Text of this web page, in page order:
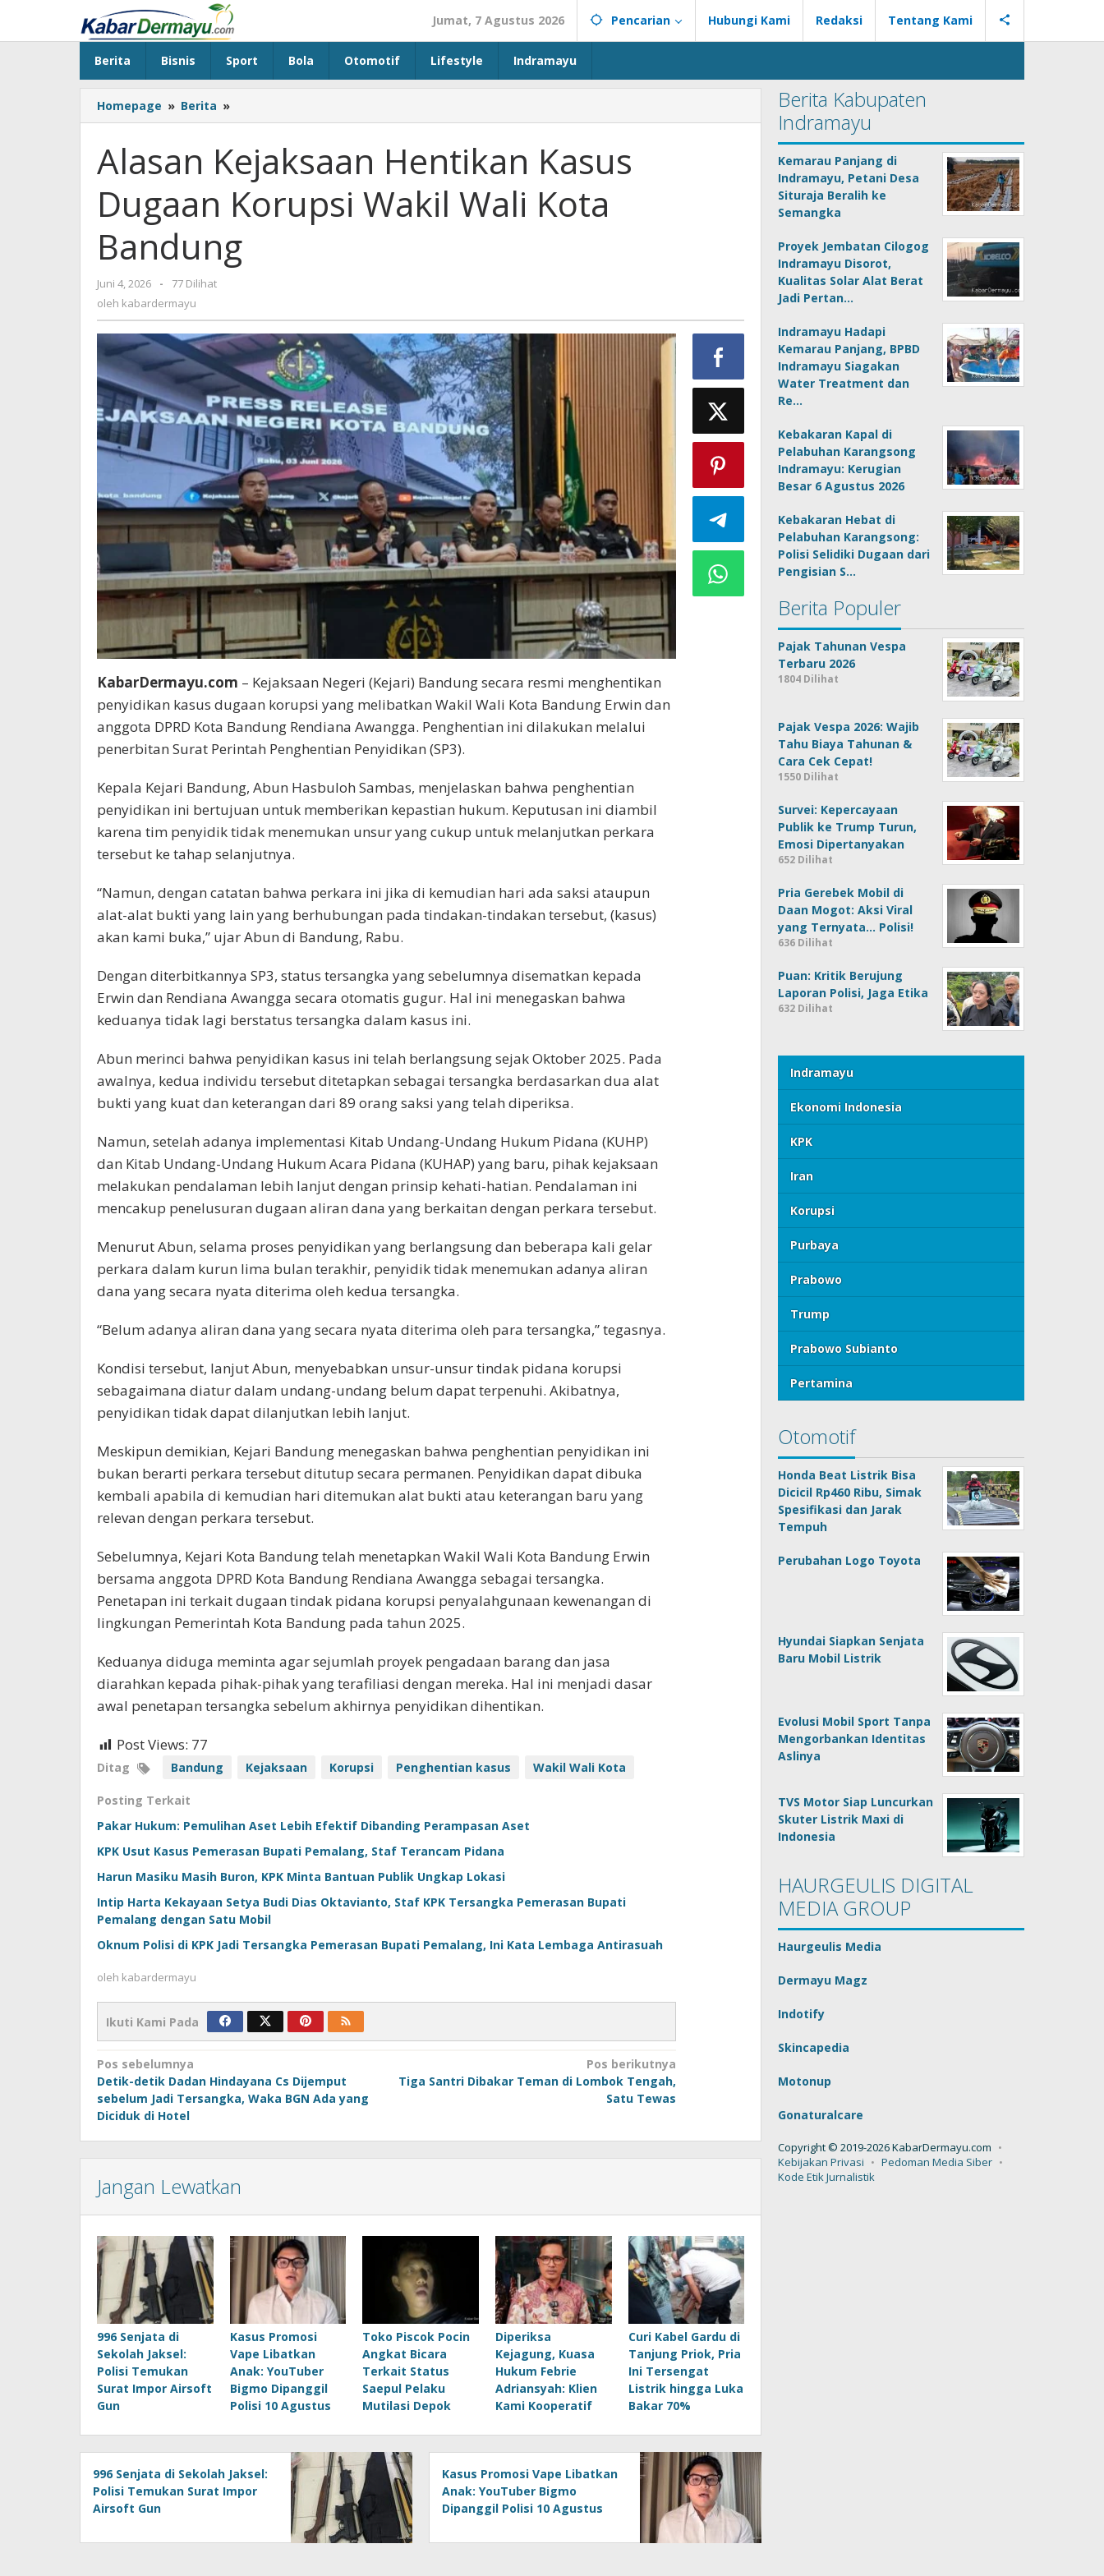
konten
Jumat, 7 Agustus 2026 Pencarian Hubungi Kami Redaksi Tentang Kami
Berita Bisnis Sport Bola Otomotif Lifestyle Indramayu
Homepage » Berita »
Kejaksaan
Kasus
Dugaan
Korupsi
Wakil
Kota
Bandung
Alasan Kejaksaan Hentikan Kasus
Dugaan Korupsi Wakil Wali Kota
Bandung
Juni 4, 2026
oleh
kabardermayu
-
77 Dilihat
oleh kabardermayu
KabarDermayu.com – Kejaksaan Negeri (Kejari) Bandung secara resmi menghentikan
penyidikan kasus dugaan korupsi yang melibatkan Wakil Wali Kota Bandung Erwin dan
anggota DPRD Kota Bandung Rendiana Awangga. Penghentian ini dilakukan melalui
penerbitan Surat Perintah Penghentian Penyidikan (SP3).
Kepala Kejari Bandung, Abun Hasbuloh Sambas, menjelaskan bahwa penghentian
penyidikan ini bertujuan untuk memberikan kepastian hukum. Keputusan ini diambil
karena tim penyidik tidak menemukan unsur yang cukup untuk melanjutkan perkara
tersebut ke tahap selanjutnya.
“Namun, dengan catatan bahwa perkara ini jika di kemudian hari ada saksi ataupun
alat-alat bukti yang lain yang berhubungan pada tindakan-tindakan tersebut, (kasus)
akan kami buka,” ujar Abun di Bandung, Rabu.
Dengan diterbitkannya SP3, status tersangka yang sebelumnya disematkan kepada
Erwin dan Rendiana Awangga secara otomatis gugur. Hal ini menegaskan bahwa
keduanya tidak lagi berstatus tersangka dalam kasus ini.
Abun merinci bahwa penyidikan kasus ini telah berlangsung sejak Oktober 2025. Pada
awalnya, kedua individu tersebut ditetapkan sebagai tersangka berdasarkan dua alat
bukti yang kuat dan keterangan dari 89 orang saksi yang telah diperiksa.
Namun, setelah adanya implementasi Kitab Undang-Undang Hukum Pidana (KUHP)
dan Kitab Undang-Undang Hukum Acara Pidana (KUHAP) yang baru, pihak kejaksaan
melakukan pendalaman lebih lanjut dengan prinsip kehati-hatian. Pendalaman ini
mencakup penelusuran dugaan aliran dana yang berkaitan dengan perkara tersebut.
Menurut Abun, selama proses penyidikan yang berlangsung dan beberapa kali gelar
perkara dalam kurun lima bulan terakhir, penyidik tidak menemukan adanya aliran
dana yang secara nyata diterima oleh kedua tersangka.
“Belum adanya aliran dana yang secara nyata diterima oleh para tersangka,” tegasnya.
Kondisi tersebut, lanjut Abun, menyebabkan unsur-unsur tindak pidana korupsi
sebagaimana diatur dalam undang-undang belum dapat terpenuhi. Akibatnya,
penyidikan tidak dapat dilanjutkan lebih lanjut.
Meskipun demikian, Kejari Bandung menegaskan bahwa penghentian penyidikan ini
bukan berarti perkara tersebut ditutup secara permanen. Penyidikan dapat dibuka
kembali apabila di kemudian hari ditemukan alat bukti atau keterangan baru yang
relevan dengan perkara tersebut.
Sebelumnya, Kejari Kota Bandung telah menetapkan Wakil Wali Kota Bandung Erwin
bersama anggota DPRD Kota Bandung Rendiana Awangga sebagai tersangka.
Penetapan ini terkait dugaan tindak pidana korupsi penyalahgunaan kewenangan di
lingkungan Pemerintah Kota Bandung pada tahun 2025.
Keduanya diduga meminta agar sejumlah proyek pengadaan barang dan jasa
diarahkan kepada pihak-pihak yang terafiliasi dengan mereka. Hal ini menjadi dasar
awal penetapan tersangka sebelum akhirnya penyidikan dihentikan.
Post Views: 77
Ditag Bandung Kejaksaan Korupsi Penghentian kasus Wakil Wali Kota
Posting Terkait
Pakar Hukum: Pemulihan Aset Lebih Efektif Dibanding Perampasan Aset
KPK Usut Kasus Pemerasan Bupati Pemalang, Staf Terancam Pidana
Harun Masiku Masih Buron, KPK Minta Bantuan Publik Ungkap Lokasi
Intip Harta Kekayaan Setya Budi Dias Oktavianto, Staf KPK Tersangka Pemerasan Bupati
Pemalang dengan Satu Mobil
Oknum Polisi di KPK Jadi Tersangka Pemerasan Bupati Pemalang, Ini Kata Lembaga Antirasuah
oleh kabardermayu
Ikuti Kami Pada
Navigasi
pos
Pos sebelumnya
Detik-detik Dadan Hindayana Cs Dijemput
sebelum Jadi Tersangka, Waka BGN Ada yang
Diciduk di Hotel
Pos berikutnya
Tiga Santri Dibakar Teman di Lombok Tengah,
Satu Tewas
Jangan Lewatkan
996 Senjata di
Sekolah Jaksel:
Polisi Temukan
Surat Impor Airsoft
Gun
Kasus Promosi
Vape Libatkan
Anak: YouTuber
Bigmo Dipanggil
Polisi 10 Agustus
Toko Piscok Pocin
Angkat Bicara
Terkait Status
Saepul Pelaku
Mutilasi Depok
Diperiksa
Kejagung, Kuasa
Hukum Febrie
Adriansyah: Klien
Kami Kooperatif
Curi Kabel Gardu di
Tanjung Priok, Pria
Ini Tersengat
Listrik hingga Luka
Bakar 70%
996 Senjata di Sekolah Jaksel:
Polisi Temukan Surat Impor
Airsoft Gun
Kasus Promosi Vape Libatkan
Anak: YouTuber Bigmo
Dipanggil Polisi 10 Agustus
Berita Kabupaten
Indramayu
Kemarau Panjang di
Indramayu, Petani Desa
Situraja Beralih ke
Semangka
Proyek Jembatan Cilogog
Indramayu Disorot,
Kualitas Solar Alat Berat
Jadi Pertan…
Indramayu Hadapi
Kemarau Panjang, BPBD
Indramayu Siagakan
Water Treatment dan
Re…
Kebakaran Kapal di
Pelabuhan Karangsong
Indramayu: Kerugian
Besar 6 Agustus 2026
Kebakaran Hebat di
Pelabuhan Karangsong:
Polisi Selidiki Dugaan dari
Pengisian S…
Berita Populer
Pajak Tahunan Vespa
Terbaru 2026
1804 Dilihat
Pajak Vespa 2026: Wajib
Tahu Biaya Tahunan &
Cara Cek Cepat!
1550 Dilihat
Survei: Kepercayaan
Publik ke Trump Turun,
Emosi Dipertanyakan
652 Dilihat
Pria Gerebek Mobil di
Daan Mogot: Aksi Viral
yang Ternyata… Polisi!
636 Dilihat
Puan: Kritik Berujung
Laporan Polisi, Jaga Etika
632 Dilihat
Indramayu
Ekonomi Indonesia
KPK
Iran
Korupsi
Purbaya
Prabowo
Trump
Prabowo Subianto
Pertamina
Otomotif
Honda Beat Listrik Bisa
Dicicil Rp460 Ribu, Simak
Spesifikasi dan Jarak
Tempuh
Perubahan Logo Toyota
Hyundai Siapkan Senjata
Baru Mobil Listrik
Evolusi Mobil Sport Tanpa
Mengorbankan Identitas
Aslinya
TVS Motor Siap Luncurkan
Skuter Listrik Maxi di
Indonesia
HAURGEULIS DIGITAL
MEDIA GROUP
Haurgeulis Media
Dermayu Magz
Indotify
Skincapedia
Motonup
Gonaturalcare
Copyright © 2019-2026 KabarDermayu.com
Kebijakan Privasi
Pedoman Media Siber
Kode Etik Jurnalistik